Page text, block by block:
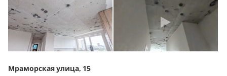
Мраморская улица, 15